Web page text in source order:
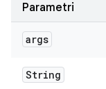
Parametri
args
String